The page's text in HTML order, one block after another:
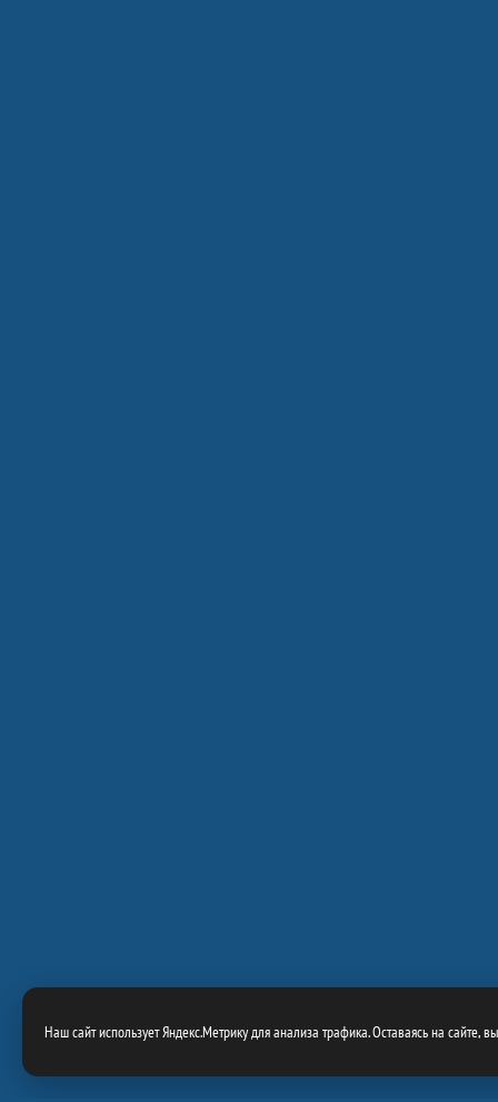
Наш сайт использует Яндекс.Метрику для анализа трафика. Оставаясь на сайте,